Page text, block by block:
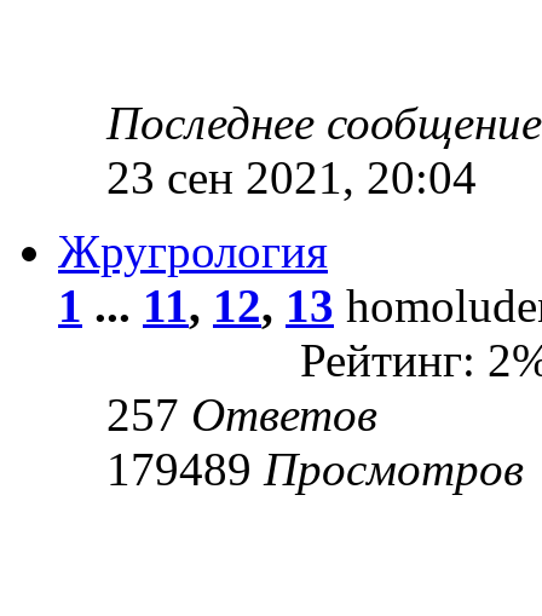
Последнее
23 сен 2021, 20:04
Жругрология
1 ... 11, 12, 13
Рейтинг:
257 Ответов
179489 Просмотров